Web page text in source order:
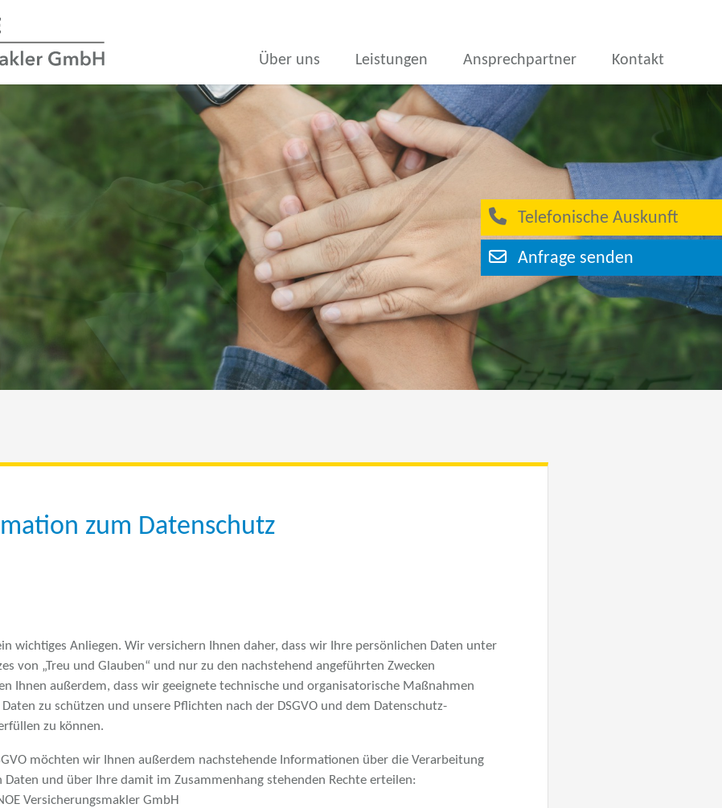
Über uns Leistungen Ansprechpartner Kontakt
Telefonische Auskunft
Anfrage senden
zum Datenschutz
wichtiges Anliegen. Wir versichern Ihnen daher, dass wir Ihre persönlichen Daten unter
von „Treu und Glauben“ und nur zu den nachstehend angeführten Zwecken
Ihnen außerdem, dass wir geeignete technische und organisatorische Maßnahmen
zu schützen und unsere Pflichten nach der DSGVO und dem Datenschutz-
zu können.
möchten wir Ihnen außerdem nachstehende Informationen über die Verarbeitung
Daten und über Ihre damit im Zusammenhang stehenden Rechte erteilen:
Versicherungsmakler GmbH